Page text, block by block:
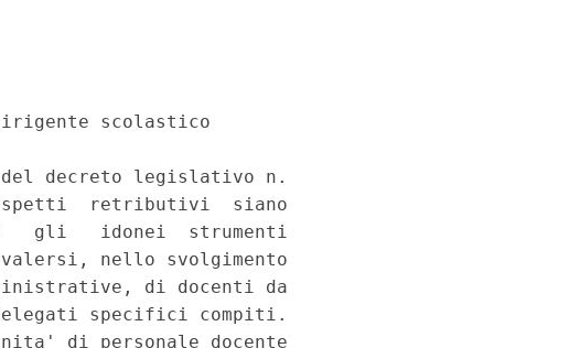
scolastico
decreto legislativo n.
retributivi  siano
gli   idonei  strumenti
nello svolgimento
di docenti da
specifici compiti.
di personale docente